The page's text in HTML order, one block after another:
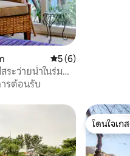
คะแนนเฉลี่ย 5 จาก
5 (6)
ระว่ายน้ำในร่ม
รต้อนรับ
โดนใจเก
โดนใจเก